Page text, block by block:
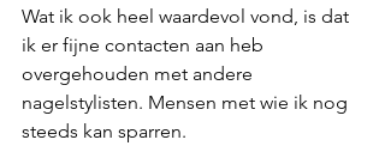
Wat ik ook heel waardevol vond, is dat
ik er fijne contacten aan heb
overgehouden met andere
nagelstylisten. Mensen met wie ik nog
steeds kan sparren.